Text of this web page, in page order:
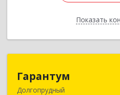
ПоказатьНазад
Гарантум
Долгопрудный141707, Московская